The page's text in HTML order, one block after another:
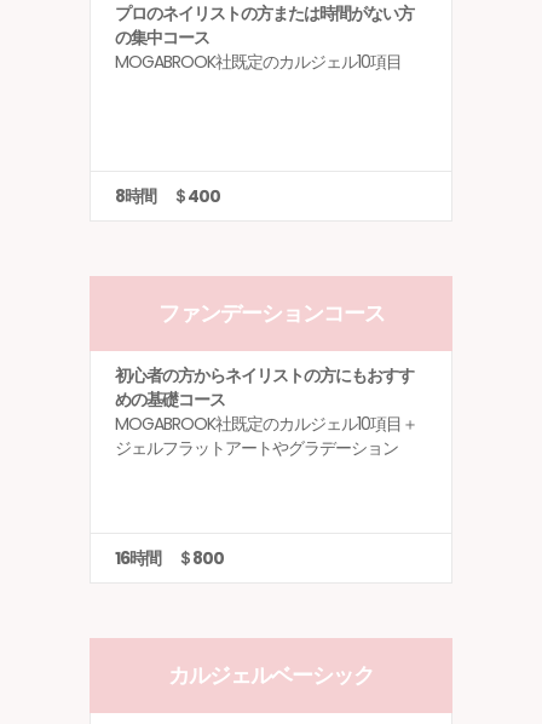
プロのネイリストの方または時間がない方
の集中コース
MOGABROOK社既定のカルジェル10項目
8時間 ＄400
ファンデーションコース
初心者の方からネイリストの方にもおすす
めの基礎コース
MOGABROOK社既定のカルジェル10項目＋
ジェルフラットアートやグラデーション
16時間 ＄800
カルジェルベーシック